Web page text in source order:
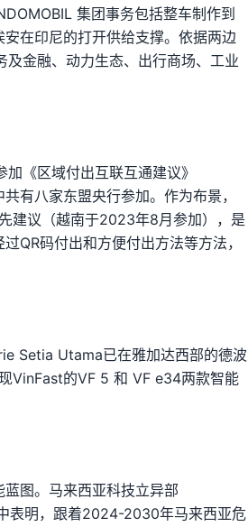
集团事务包括整车制作到
在印尼的打开供给支撑。依据两边
金融、动力生态、出行商场、工业
《区域付出互联互通建议》
有八家东盟央行参加。作为布景，
建议（越南于2023年8月参加），是
QR码付出和方便付出方法等方法，
Setia Utama已在雅加达西部的德波
VinFast的VF 5 和 VF e34两款智能
图。马来西亚科技立异部
表明，跟着2024-2030年马来西亚危